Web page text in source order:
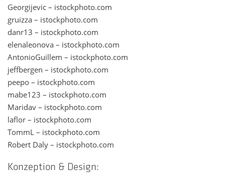
Georgijevic – istockphoto.com
gruizza – istockphoto.com
danr13 – istockphoto.com
elenaleonova – istockphoto.com
AntonioGuillem – istockphoto.com
jeffbergen – istockphoto.com
peepo – istockphoto.com
mabe123 – istockphoto.com
Maridav – istockphoto.com
laflor – istockphoto.com
TommL – istockphoto.com
Robert Daly – istockphoto.com
Konzeption & Design: